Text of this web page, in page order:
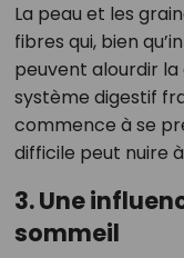
La peau et les
fibres qui, bien
peuvent alourdir la
système digestif
commence à se
difficile peut nuire
3. Une
sommeil